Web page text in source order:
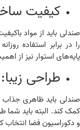
کیفیت
باید از مواد
در برابر استفاده
استوار نیز از
طراحی زیبا:
باید ظاهری جذاب و
کند. البته باید شما
فضا انتخاب